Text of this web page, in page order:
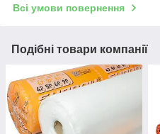
Всі умови повернення
Подібні товари компанії